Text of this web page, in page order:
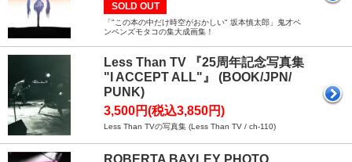
SOLD OUT
「"この本の中だけ時空がおかしい" 坂本慎太郎」鬼才ペ
ンペンズモタコの集大成画集！
Less Than TV 『25周年記念写真集
"I ACCEPT ALL"』 (BOOK/JPN/
PUNK)
3,500円(税込3,850円)
Less Than TVの写真集 (Less Than TV / ch-110)
ROBERTA BAYLEY PHOTO